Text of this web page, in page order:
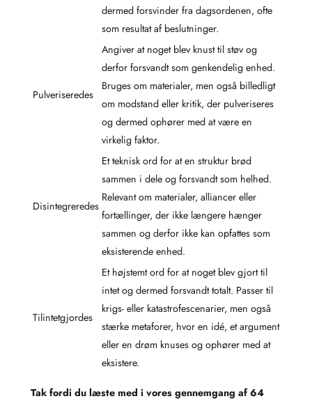
dermed forsvinder fra dagsordenen, ofte
som resultat af beslutninger.
Pulveriseredes
Angiver at noget blev knust til støv og
derfor forsvandt som genkendelig enhed.
Bruges om materialer, men også billedligt
om modstand eller kritik, der pulveriseres
og dermed ophører med at være en
virkelig faktor.
Disintegreredes
Et teknisk ord for at en struktur brød
sammen i dele og forsvandt som helhed.
Relevant om materialer, alliancer eller
fortællinger, der ikke længere hænger
sammen og derfor ikke kan opfattes som
eksisterende enhed.
Tilintetgjordes
Et højstemt ord for at noget blev gjort til
intet og dermed forsvandt totalt. Passer til
krigs- eller katastrofescenarier, men også
stærke metaforer, hvor en idé, et argument
eller en drøm knuses og ophører med at
eksistere.
Tak fordi du læste med i vores gennemgang af 64